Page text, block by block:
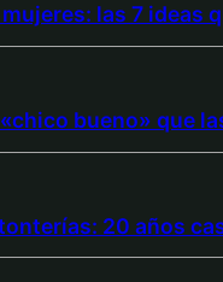
las 7 ideas
bueno» que
20 años